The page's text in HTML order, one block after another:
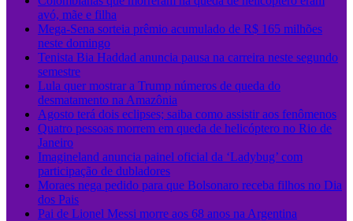
avó, mãe e filha
Mega-Sena sorteia prêmio acumulado de R$ 165 milhões
neste domingo
Tenista Bia Haddad anuncia pausa na carreira neste segundo
semestre
Lula quer mostrar a Trump números de queda do
desmatamento na Amazônia
Agosto terá dois eclipses; saiba como assistir aos fenômenos
Quatro pessoas morrem em queda de helicóptero no Rio de
Janeiro
Imagineland anuncia painel oficial da ‘Ladybug’ com
participação de dubladores
Moraes nega pedido para que Bolsonaro receba filhos no Dia
dos Pais
Pai de Lionel Messi morre aos 68 anos na Argentina